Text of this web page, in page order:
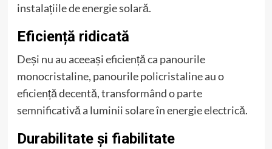
instalațiile de energie solară.
Eficiență ridicată
Deși nu au aceeași eficiență ca panourile
monocristaline, panourile policristaline au o
eficiență decentă, transformând o parte
semnificativă a luminii solare în energie electrică.
Durabilitate și fiabilitate